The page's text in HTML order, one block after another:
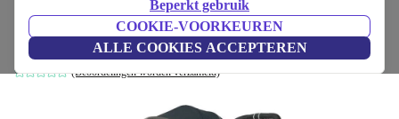
Beperkt gebruik
COOKIE-VOORKEUREN
ALLE COOKIES ACCEPTEREN
kinderwagen
donkerblauw
(Beoordelingen worden verzameld)